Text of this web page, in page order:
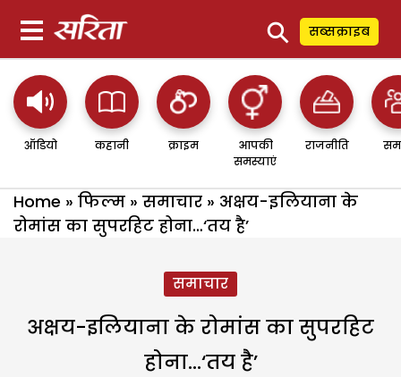
⚲ सब्सक्राइब
ऑडियो कहानी क्राइम
आपकी
समस्याएं
राजनीति
Home » फिल्म » समाचार » अक्षय-इलियाना के
रोमांस का सुपरहिट होना…‘तय है’
समाचार
अक्षय-इलियाना के रोमांस का सुपरहिट
होना…‘तय है’